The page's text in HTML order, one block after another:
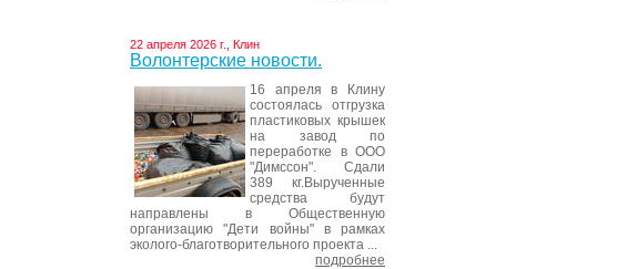
22 апреля 2026 г., Клин
Волонтерские новости.
16 апреля в Клину
состоялась отгрузка
пластиковых крышек
на завод по
переработке в ООО
"Димссон". Сдали
389 кг.Вырученные
средства будут
направлены в Общественную
организацию "Дети войны" в рамках
эколого-благотворительного проекта ...
подробнее